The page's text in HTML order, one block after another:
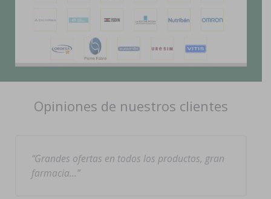
Opiniones de nuestros clientes
Grandes ofertas en todos los productos, gran
farmacia…